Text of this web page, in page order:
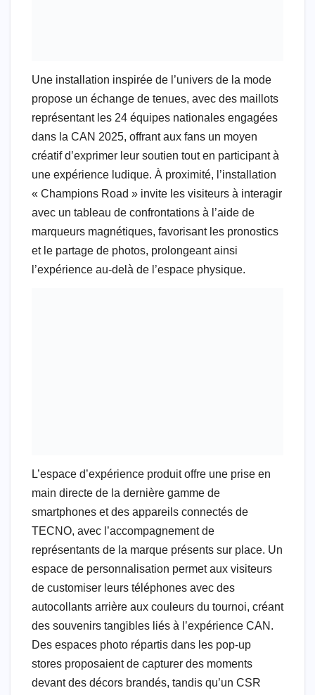
Une installation inspirée de l’univers de la mode
propose un échange de tenues, avec des maillots
représentant les 24 équipes nationales engagées
dans la CAN 2025, offrant aux fans un moyen
créatif d’exprimer leur soutien tout en participant à
une expérience ludique. À proximité, l’installation
« Champions Road » invite les visiteurs à interagir
avec un tableau de confrontations à l’aide de
marqueurs magnétiques, favorisant les pronostics
et le partage de photos, prolongeant ainsi
l’expérience au-delà de l’espace physique.
L’espace d’expérience produit offre une prise en
main directe de la dernière gamme de
smartphones et des appareils connectés de
TECNO, avec l’accompagnement de
représentants de la marque présents sur place. Un
espace de personnalisation permet aux visiteurs
de customiser leurs téléphones avec des
autocollants arrière aux couleurs du tournoi, créant
des souvenirs tangibles liés à l’expérience CAN.
Des espaces photo répartis dans les pop-up
stores proposaient de capturer des moments
devant des décors brandés, tandis qu’un CSR